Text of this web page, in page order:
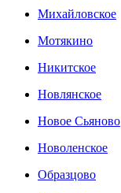
Михайловское
Мотякино
Никитское
Новлянское
Новое Сьяново
Новоленское
Образцово